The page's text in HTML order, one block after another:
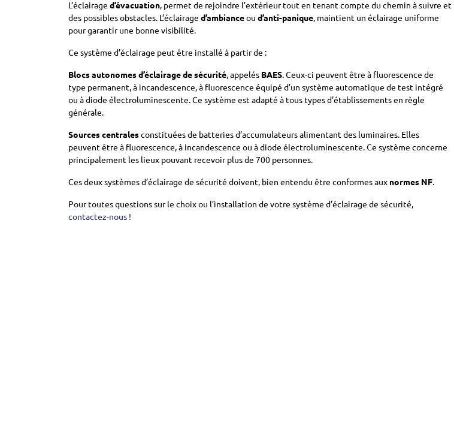
L’éclairage d’évacuation, permet de rejoindre l’extérieur tout en tenant compte du chemin à suivre et
des possibles obstacles. L’éclairage d’ambianceou d’anti-panique, maintient un éclairage uniforme
pour garantir une bonne visibilité.
Ce système d’éclairage peut être installé à partir de :
Blocs autonomes d’éclairage de sécurité, appelés BAES. Ceux-ci peuvent être à fluorescence de
type permanent, à incandescence, à fluorescence équipé d’un système automatique de test intégré
ou à diode électroluminescente. Ce système est adapté à tous types d’établissements en règle
générale.
Sources centralesconstituées de batteries d’accumulateurs alimentant des luminaires. Elles
peuvent être à fluorescence, à incandescence ou à diode électroluminescente. Ce système concerne
principalement les lieux pouvant recevoir plus de 700 personnes.
Ces deux systèmes d’éclairage de sécurité doivent, bien entendu être conformes aux normes NF.
Pour toutes questions sur le choix ou l’installation de votre système d’éclairage de sécurité,
contactez-nous !